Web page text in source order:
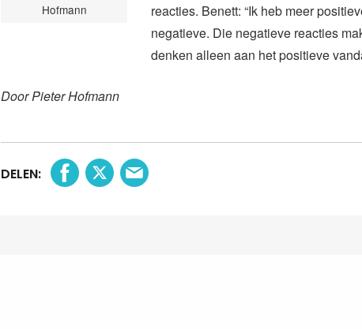
Hofmann
reacties. Benett: “Ik heb meer
negatieve. Die negatieve reacties
denken alleen aan het positieve
Door Pieter Hofmann
DELEN: